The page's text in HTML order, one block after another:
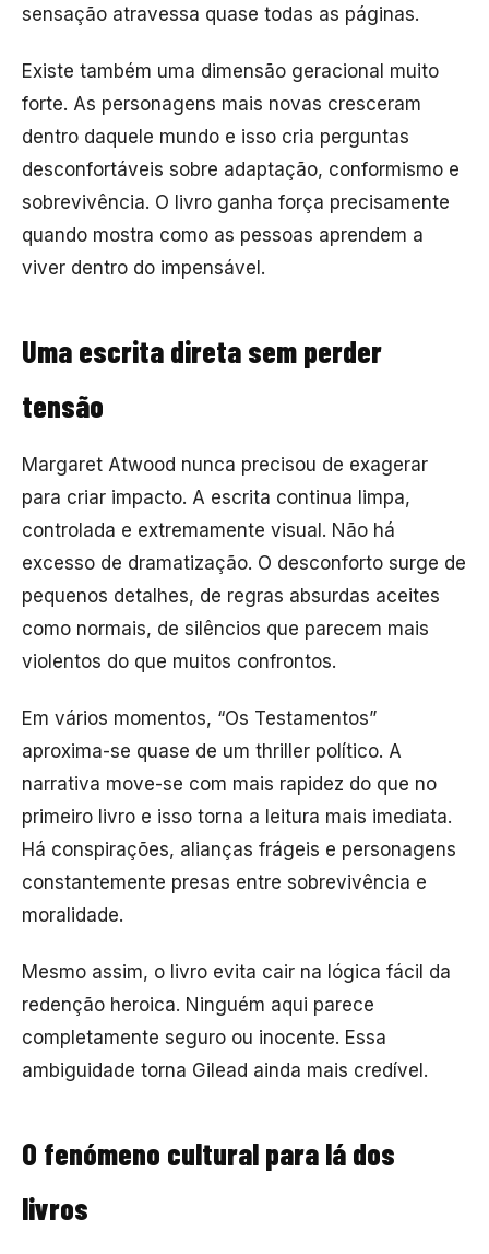
sensação atravessa quase todas as páginas.
Existe também uma dimensão geracional muito
forte. As personagens mais novas cresceram
dentro daquele mundo e isso cria perguntas
desconfortáveis sobre adaptação, conformismo e
sobrevivência. O livro ganha força precisamente
quando mostra como as pessoas aprendem a
viver dentro do impensável.
Uma escrita direta sem perder
tensão
Margaret Atwood nunca precisou de exagerar
para criar impacto. A escrita continua limpa,
controlada e extremamente visual. Não há
excesso de dramatização. O desconforto surge de
pequenos detalhes, de regras absurdas aceites
como normais, de silêncios que parecem mais
violentos do que muitos confrontos.
Em vários momentos, “Os Testamentos”
aproxima-se quase de um thriller político. A
narrativa move-se com mais rapidez do que no
primeiro livro e isso torna a leitura mais imediata.
Há conspirações, alianças frágeis e personagens
constantemente presas entre sobrevivência e
moralidade.
Mesmo assim, o livro evita cair na lógica fácil da
redenção heroica. Ninguém aqui parece
completamente seguro ou inocente. Essa
ambiguidade torna Gilead ainda mais credível.
O fenómeno cultural para lá dos
livros